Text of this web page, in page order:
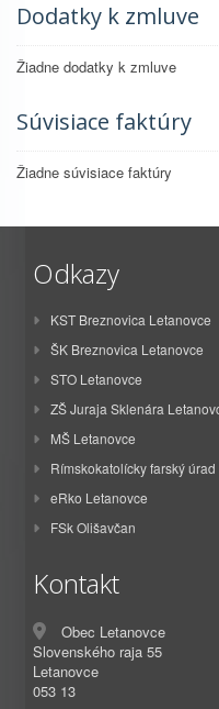
Dodatky k zmluve
Žiadne dodatky k zmluve
Súvisiace faktúry
Žiadne súvisiace faktúry
Odkazy
KST Breznovica Letanovce
ŠK Breznovica Letanovce
STO Letanovce
ZŠ Juraja Sklenára
MŠ Letanovce
Rímskokatolícky farský
eRko Letanovce
FSk Olišavčan
Kontakt
Obec Letanovce
Slovenského raja 55
Letanovce
053 13